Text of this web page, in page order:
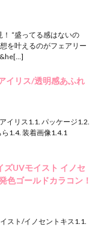
“盛ってる感はないの
を叶えるのがフェアリー
イリス/透明感あふれ
イリス1.1. パッケージ1.2.
1.4. 装着画像1.4.1
ズUVモイスト イノセ
色ゴールドカラコン！
スト/イノセントキス1.1.